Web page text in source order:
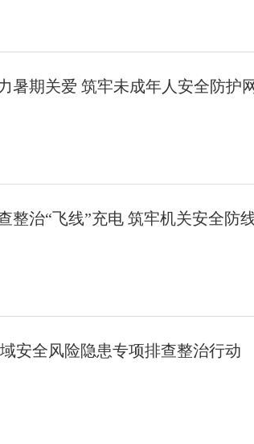
暑期关爱 筑牢未成年人安全防护
整治“飞线”充电 筑牢机关安全防
安全风险隐患专项排查整治行动